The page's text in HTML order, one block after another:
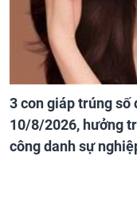
3 con giáp trúng số
10/8/2026, hưởng
công danh sự